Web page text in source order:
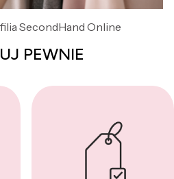
SecondHand Online
PEWNIE